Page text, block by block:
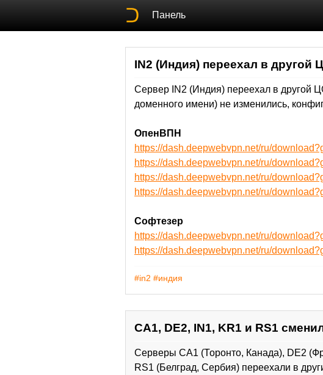
Панель
IN2 (Индия) переехал в другой
Сервер IN2 (Индия) переехал в другой
доменного имени) не изменились,
ОпенВПН
https://dash.deepwebvpn.net/ru/
https://dash.deepwebvpn.net/ru/
https://dash.deepwebvpn.net/ru/
https://dash.deepwebvpn.net/ru/
Софтезер
https://dash.deepwebvpn.net/ru/
https://dash.deepwebvpn.net/ru/
#in2 #индия
CA1, DE2, IN1, KR1 и RS1
Серверы CA1 (Торонто, Канада), DE2
RS1 (Белград, Сербия) переехали в